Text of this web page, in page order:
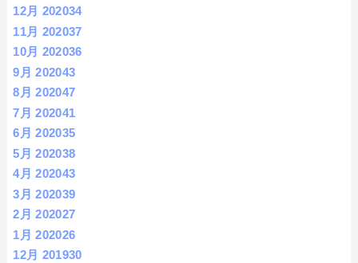
12月 202034
11月 202037
10月 202036
9月 202043
8月 202047
7月 202041
6月 202035
5月 202038
4月 202043
3月 202039
2月 202027
1月 202026
12月 201930